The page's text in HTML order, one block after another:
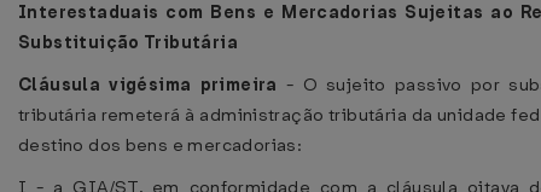
Interestaduais com Bens e Mercadorias Sujeitas ao
Substituição Tributária
Cláusula vigésima primeira - O sujeito passivo por
tributária remeterá à administração tributária da unidade
destino dos bens e mercadorias: